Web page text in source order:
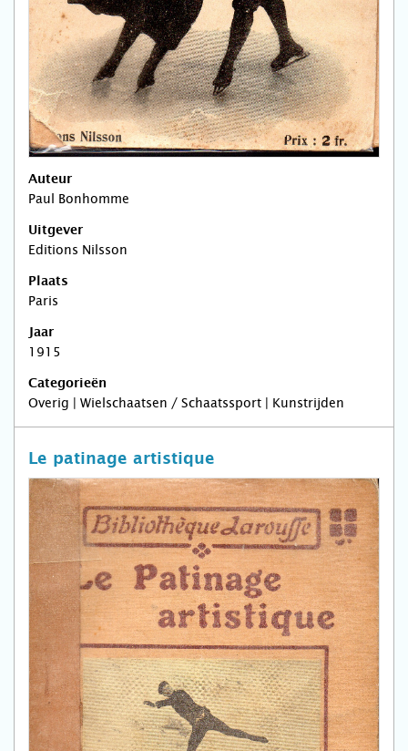
Auteur
Paul Bonhomme
Uitgever
Editions Nilsson
Plaats
Paris
Jaar
1915
Categorieën
Overig | Wielschaatsen / Schaatssport | Kunstrijden
Le patinage artistique